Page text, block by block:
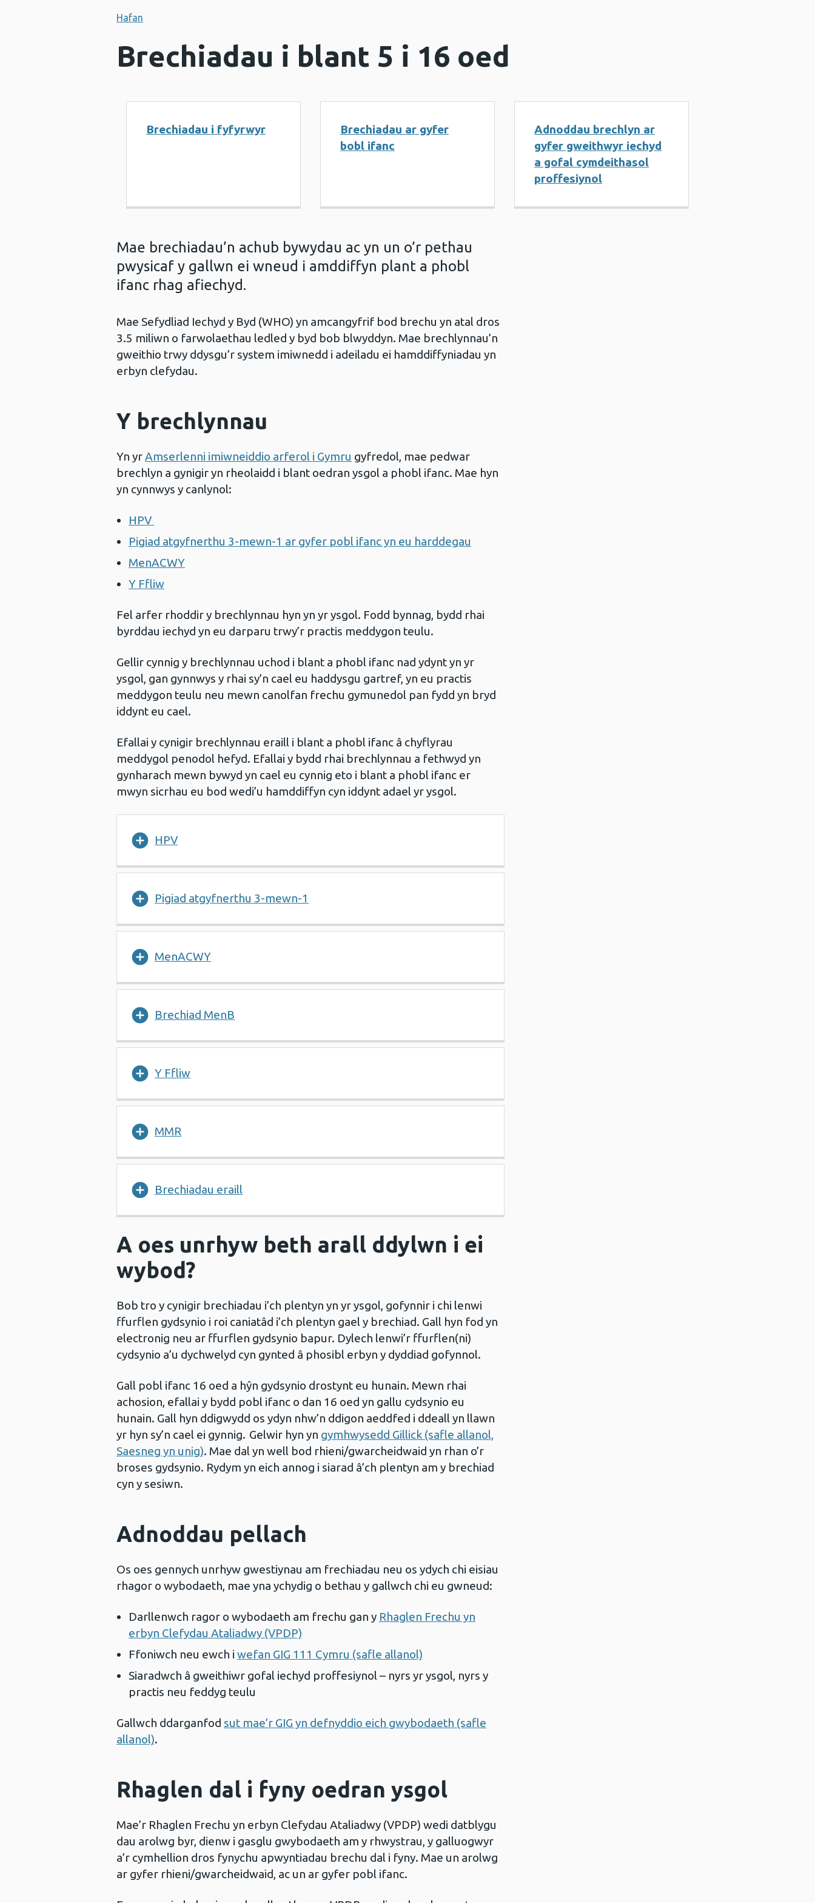
Hafan
Brechiadau i blant 5 i 16 oed
Brechiadau i fyfyrwyr
Brechiadau ar gyfer
bobl ifanc
Adnoddau brechlyn ar
gyfer gweithwyr iechyd
a gofal cymdeithasol
proffesiynol
Mae brechiadau’n achub bywydau ac yn un o’r pethau
pwysicaf y gallwn ei wneud i amddiffyn plant a phobl
ifanc rhag afiechyd.
Mae Sefydliad Iechyd y Byd (WHO) yn amcangyfrif bod brechu yn atal dros
3.5 miliwn o farwolaethau ledled y byd bob blwyddyn. Mae brechlynnau’n
gweithio trwy ddysgu’r system imiwnedd i adeiladu ei hamddiffyniadau yn
erbyn clefydau.
Y brechlynnau
Yn yrAmserlenni imiwneiddio arferol i Gymru gyfredol, mae pedwar
brechlyn a gynigir yn rheolaidd i blant oedran ysgol a phobl ifanc. Mae hyn
yn cynnwys y canlynol:
HPV
Pigiad atgyfnerthu 3-mewn-1 ar gyfer pobl ifanc yn eu harddegau
MenACWY
Y Ffliw
Fel arfer rhoddir y brechlynnau hyn yn yr ysgol. Fodd bynnag, bydd rhai
byrddau iechyd yn eu darparu trwy’r practis meddygon teulu.
Gellir cynnig y brechlynnau uchod i blant a phobl ifanc nad ydynt yn yr
ysgol, gan gynnwys y rhai sy’n cael eu haddysgu gartref, yn eu practis
meddygon teulu neu mewn canolfan frechu gymunedol pan fydd yn bryd
iddynt eu cael.
Efallai y cynigir brechlynnau eraill i blant a phobl ifanc â chyflyrau
meddygol penodol hefyd. Efallai y bydd rhai brechlynnau a fethwyd yn
gynharach mewn bywyd yn cael eu cynnig eto i blant a phobl ifanc er
mwyn sicrhau eu bod wedi’u hamddiffyn cyn iddynt adael yr ysgol.
HPV
Pigiad atgyfnerthu 3-mewn-1
MenACWY
Brechiad MenB
Y Ffliw
MMR
Brechiadau eraill
A oes unrhyw beth arall ddylwn i ei
wybod?
Bob tro y cynigir brechiadau i’ch plentyn yn yr ysgol, gofynnir i chi lenwi
ffurflen gydsynio i roi caniatâd i’ch plentyn gael y brechiad. Gall hyn fod yn
electronig neu ar ffurflen gydsynio bapur. Dylech lenwi’r ffurflen(ni)
cydsynio a’u dychwelyd cyn gynted â phosibl erbyn y dyddiad gofynnol.
Gall pobl ifanc 16 oed a hŷn gydsynio drostynt eu hunain. Mewn rhai
achosion, efallai y bydd pobl ifanc o dan 16 oed yn gallu cydsynio eu
hunain. Gall hyn ddigwydd os ydyn nhw’n ddigon aeddfed i ddeall yn llawn
yr hyn sy’n cael ei gynnig. Gelwir hyn yn gymhwysedd Gillick (safle allanol,
Saesneg yn unig). Mae dal yn well bod rhieni/gwarcheidwaid yn rhan o’r
broses gydsynio. Rydym yn eich annog i siarad â’ch plentyn am y brechiad
cyn y sesiwn.
Adnoddau pellach
Os oes gennych unrhyw gwestiynau am frechiadau neu os ydych chi eisiau
rhagor o wybodaeth, mae yna ychydig o bethau y gallwch chi eu gwneud:
Darllenwch ragor o wybodaeth am frechu gan y Rhaglen Frechu yn
erbyn Clefydau Ataliadwy (VPDP)
Ffoniwch neu ewch i wefan GIG 111 Cymru (safle allanol)
Siaradwch â gweithiwr gofal iechyd proffesiynol – nyrs yr ysgol, nyrs y
practis neu feddyg teulu
Gallwch ddarganfod sut mae’r GIG yn defnyddio eich gwybodaeth (safle
allanol).
Rhaglen dal i fyny oedran ysgol
Mae’r Rhaglen Frechu yn erbyn Clefydau Ataliadwy (VPDP) wedi datblygu
dau arolwg byr, dienw i gasglu gwybodaeth am y rhwystrau, y galluogwyr
a’r cymhellion dros fynychu apwyntiadau brechu dal i fyny. Mae un arolwg
ar gyfer rhieni/gwarcheidwaid, ac un ar gyfer pobl ifanc.